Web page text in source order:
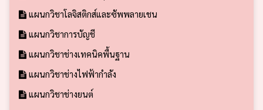
แผนกวิชาโลจิสติกส์และซัพพลายเชน
แผนกวิชาการบัญชี
แผนกวิชาช่างเทคนิคพื้นฐาน
แผนกวิชาช่างไฟฟ้ากำลัง
แผนกวิชาช่างยนต์